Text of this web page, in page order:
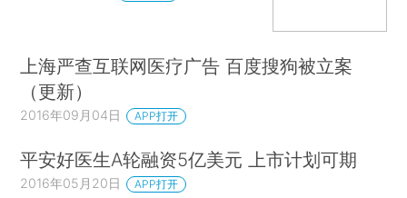
上海严查互联网医疗广告 百度搜狗被立案
（更新）
2016年09月04日 APP打开
平安好医生A轮融资5亿美元 上市计划可期
2016年05月20日 APP打开